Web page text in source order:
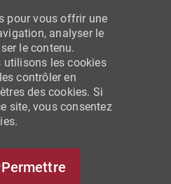
pour vous offrir une
analyser le
le contenu.
utilisons les cookies
contrôler en
des cookies. Si
site, vous consentez
Permettre